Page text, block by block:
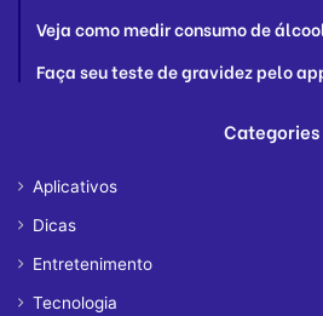
Veja como medir consumo de
Faça seu teste de gravidez pelo
Categories
Aplicativos
Dicas
Entretenimento
Tecnologia